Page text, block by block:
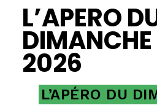
L’APERO
2026
L’APÉRO DU